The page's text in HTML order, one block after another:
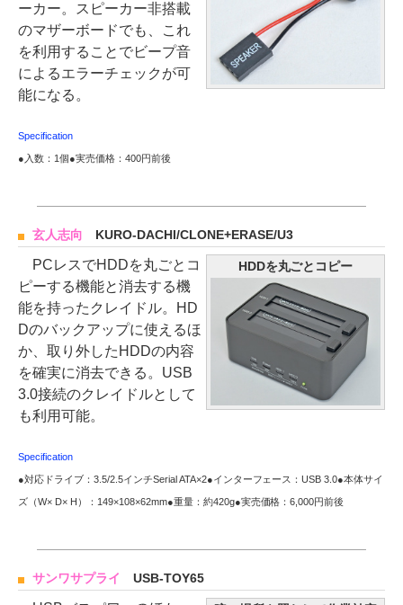
ーカー。スピーカー非搭載
のマザーボードでも、これ
を利用することでビープ音
によるエラーチェックが可
能になる。
Specification
●入数：1個●実売価格：400円前後
玄人志向 KURO-DACHI/CLONE+ERASE/U3
HDDを丸ごとコピー
PCレスでHDDを丸ごとコ
ピーする機能と消去する機
能を持ったクレイドル。HD
Dのバックアップに使えるほ
か、取り外したHDDの内容
を確実に消去できる。USB
3.0接続のクレイドルとして
も利用可能。
Specification
●対応ドライブ：3.5/2.5インチSerial ATA×2●インターフェース：USB 3.0●本体サイ
ズ（W× D× H）：149×108×62mm●重量：約420g●実売価格：6,000円前後
サンワサプライ USB-TOY65